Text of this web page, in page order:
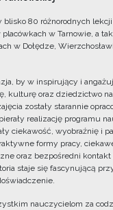
blisko 80 różnorodnych
w Tarnowie, a
w Dołędze,
by w inspirujący i
kulturę oraz dziedzictwo
zostały starannie
realizację programu
ciekawość, wyobraźnię i
formy pracy,
oraz bezpośredni
staje się fascynującą
nauczycielom za